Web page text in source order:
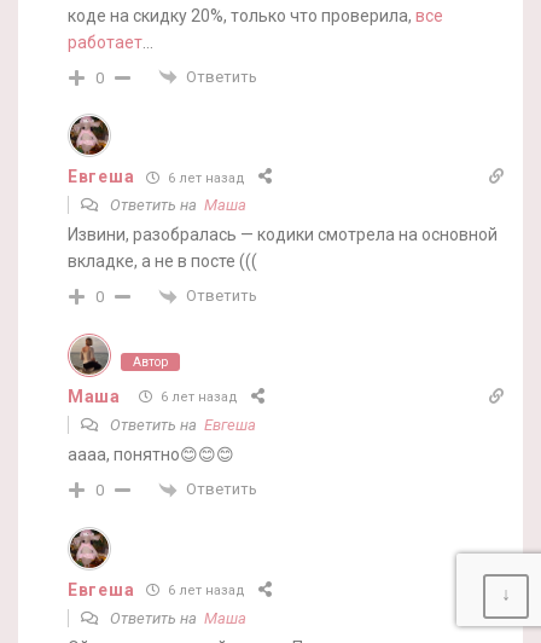
коде на скидку 20%, только что проверила, все
работает
0 Ответить
Евгеша 6 лет назад
Ответить на Маша
Извини, разобралась — кодики смотрела на основной
вкладке, а не в посте (((
0 Ответить
Автор
Маша 6 лет назад
Ответить на Евгеша
аааа, понятно😊😊😊
0 Ответить
Евгеша 6 лет назад
Ответить на Маша
↓